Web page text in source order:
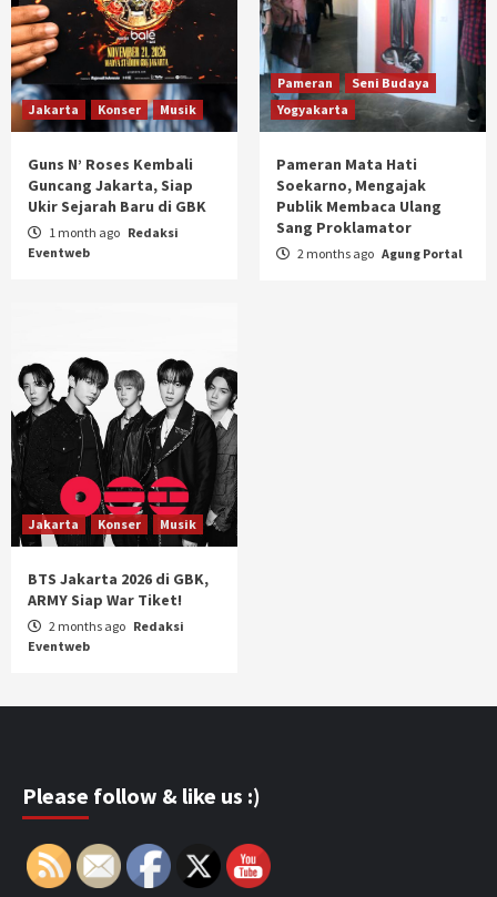
Jakarta Konser Musik
Guns N’ Roses Kembali
Guncang Jakarta, Siap
Ukir Sejarah Baru di GBK
1 month ago Redaksi
Eventweb
Pameran
Seni Budaya
Yogyakarta
Pameran Mata Hati
Soekarno, Mengajak
Publik Membaca Ulang
Sang Proklamator
2 months ago Agung Portal
Jakarta Konser Musik
BTS Jakarta 2026 di GBK,
ARMY Siap War Tiket!
2 months ago Redaksi
Eventweb
Please follow & like us :)